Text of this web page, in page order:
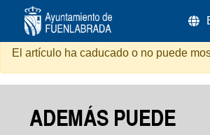
Subete a mi Tren -
El artículo ha caducado o no puede
ADEMÁS PUEDE